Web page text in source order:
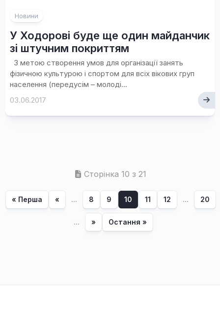
Новини
У Ходорові буде ще один майданчик
зі штучним покриттям
З метою створення умов для організації занять
фізичною культурою і спортом для всіх вікових груп
населення (передусім – молоді...
03.06.2017
Сторінка 10 з 21
« Перша « ... 8 9 10 11 12 ... 20
... » Остання »